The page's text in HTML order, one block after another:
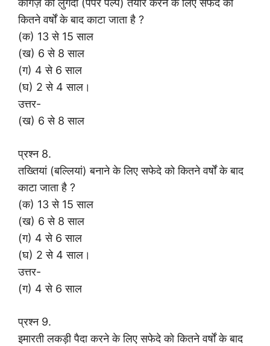
कागज़ की लुगदी (पेपर पल्प) तैयार करने के लिए सफेदे को
कितने वर्षों के बाद काटा जाता है ?
(क) 13 से 15 साल
(ख) 6 से 8 साल
(ग) 4 से 6 साल
(घ) 2 से 4 साल।
उत्तर-
(ख) 6 से 8 साल
प्रश्न 8.
तख्तियां (बल्लियां) बनाने के लिए सफेदे को कितने वर्षों के बाद
काटा जाता है ?
(क) 13 से 15 साल
(ख) 6 से 8 साल
(ग) 4 से 6 साल
(घ) 2 से 4 साल।
उत्तर-
(ग) 4 से 6 साल
प्रश्न 9.
इमारती लकड़ी पैदा करने के लिए सफेदे को कितने वर्षों के बाद